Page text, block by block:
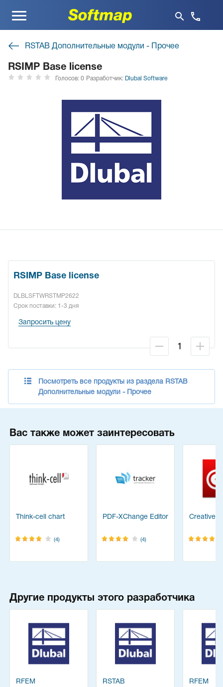
Меню
RSTAB Дополнительные модули - Прочее
RSIMP Base license
Голосов: 0 Разработчик: Dlubal Software
RSIMP Base license
DLBLSFTWRSTMP2622
Срок поставки: 1-3 дня
Запросить цену
Посмотреть все продукты из раздела RSTAB
Дополнительные модули - Прочее
Вас также может заинтересовать
Think-cell chart
(4)
PDF-XChange Editor
(4)
Creative
Другие продукты этого разработчика
RFEM RSTAB
RFEM